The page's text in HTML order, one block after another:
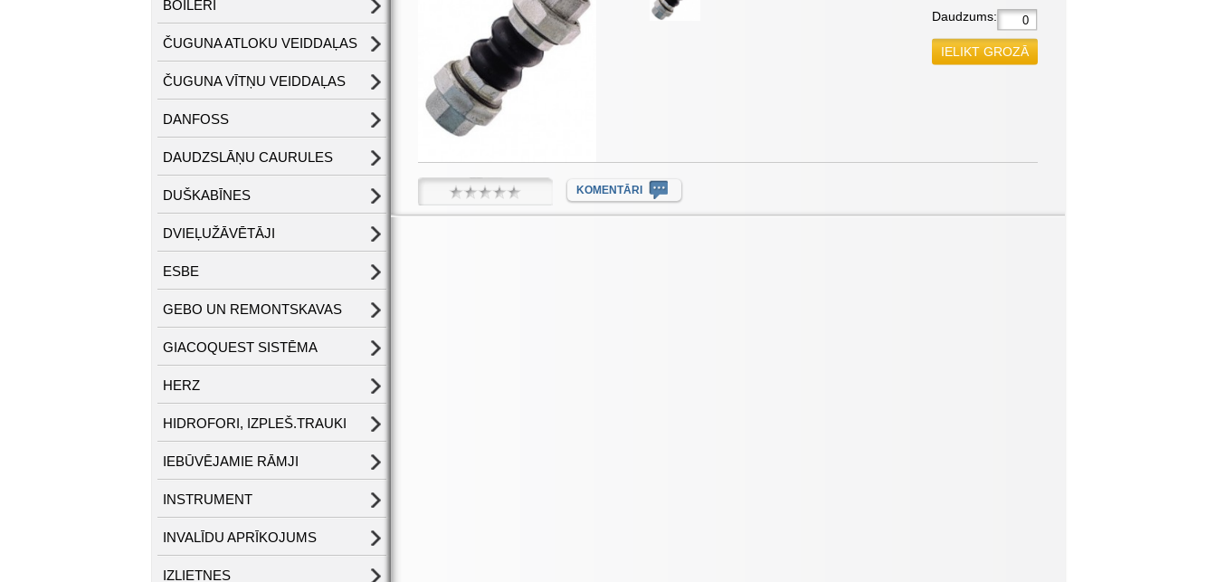
BOILERI
ČUGUNA ATLOKU VEIDDAĻAS
ČUGUNA VĪTŅU VEIDDAĻAS
DANFOSS
DAUDZSLĀŅU CAURULES
DUŠKABĪNES
DVIEĻUŽĀVĒTĀJI
ESBE
GEBO UN REMONTSKAVAS
GIACOQUEST SISTĒMA
HERZ
HIDROFORI, IZPLEŠ.TRAUKI
IEBŪVĒJAMIE RĀMJI
INSTRUMENT
INVALĪDU APRĪKOJUMS
IZLIETNES
Daudzums:
IELIKT GROZĀ
KOMENTĀRI